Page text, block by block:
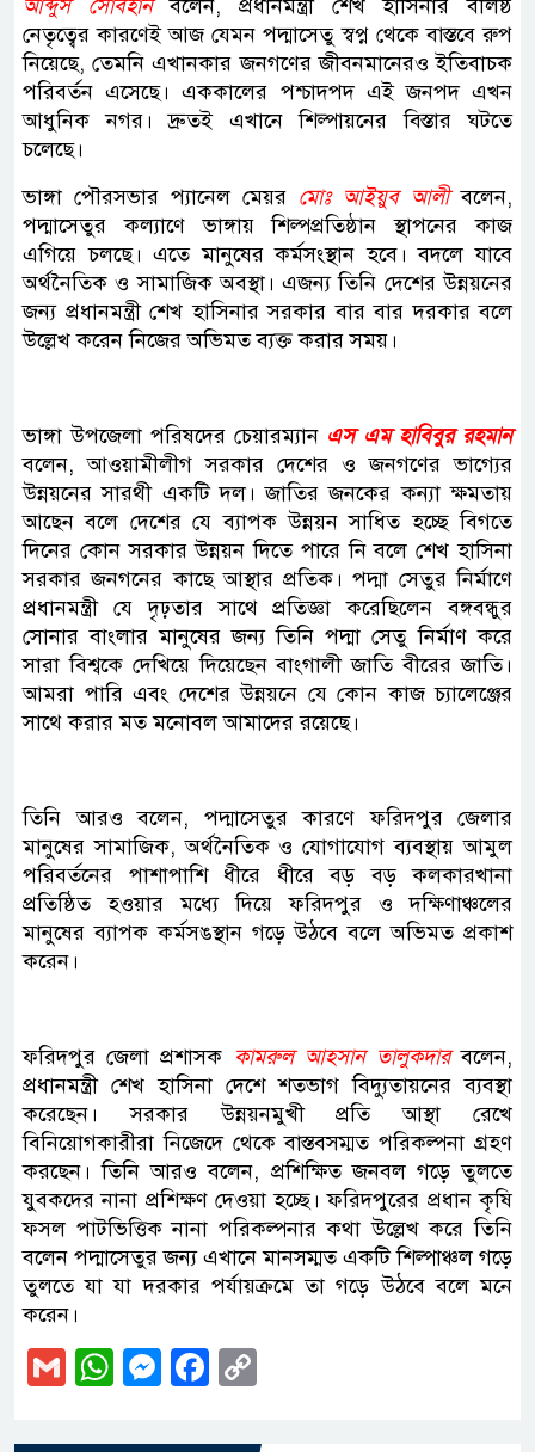
আব্দুস সোবহানবলেন, প্রধানমন্ত্রী শেখ হাসিনার বলিষ্ঠ
নেতৃত্বের কারণেই আজ যেমন পদ্মাসেতু স্বপ্ন থেকে বাস্তবে রুপ
নিয়েছে, তেমনি এখানকার জনগণের জীবনমানেরও ইতিবাচক
পরিবর্তন এসেছে। এককালের পশ্চাদপদ এই জনপদ এখন
আধুনিক নগর। দ্রুতই এখানে শিল্পায়নের বিস্তার ঘটতে
চলেছে।
ভাঙ্গা পৌরসভার প্যানেল মেয়র মোঃ আইয়ুব আলী বলেন,
পদ্মাসেতুর কল্যাণে ভাঙ্গায় শিল্পপ্রতিষ্ঠান স্থাপনের কাজ
এগিয়ে চলছে। এতে মানুষের কর্মসংস্থান হবে। বদলে যাবে
অর্থনৈতিক ও সামাজিক অবস্থা। এজন্য তিনি দেশের উন্নয়নের
জন্য প্রধানমন্ত্রী শেখ হাসিনার সরকার বার বার দরকার বলে
উল্লেখ করেন নিজের অভিমত ব্যক্ত করার সময়।
ভাঙ্গা উপজেলা পরিষদের চেয়ারম্যান এস এম হাবিবুর রহমান
বলেন, আওয়ামীলীগ সরকার দেশের ও জনগণের ভাগ্যের
উন্নয়নের সারথী একটি দল। জাতির জনকের কন্যা ক্ষমতায়
আছেন বলে দেশের যে ব্যাপক উন্নয়ন সাধিত হচ্ছে বিগতে
দিনের কোন সরকার উন্নয়ন দিতে পারে নি বলে শেখ হাসিনা
সরকার জনগনের কাছে আস্থার প্রতিক। পদ্মা সেতুর নির্মাণে
প্রধানমন্ত্রী যে দৃঢ়তার সাথে প্রতিজ্ঞা করেছিলেন বঙ্গবন্ধুর
সোনার বাংলার মানুষের জন্য তিনি পদ্মা সেতু নির্মাণ করে
সারা বিশ্বকে দেখিয়ে দিয়েছেন বাংগালী জাতি বীরের জাতি।
আমরা পারি এবং দেশের উন্নয়নে যে কোন কাজ চ্যালেঞ্জের
সাথে করার মত মনোবল আমাদের রয়েছে।
তিনি আরও বলেন, পদ্মাসেতুর কারণে ফরিদপুর জেলার
মানুষের সামাজিক, অর্থনৈতিক ও যোগাযোগ ব্যবস্থায় আমুল
পরিবর্তনের পাশাপাশি ধীরে ধীরে বড় বড় কলকারখানা
প্রতিষ্ঠিত হওয়ার মধ্যে দিয়ে ফরিদপুর ও দক্ষিণাঞ্চলের
মানুষের ব্যাপক কর্মসঙস্থান গড়ে উঠবে বলে অভিমত প্রকাশ
করেন।
ফরিদপুর জেলা প্রশাসক কামরুল আহসান তালুকদারবলেন,
প্রধানমন্ত্রী শেখ হাসিনা দেশে শতভাগ বিদ্যুতায়নের ব্যবস্থা
করেছেন। সরকার উন্নয়নমুখী প্রতি আস্থা রেখে
বিনিয়োগকারীরা নিজেদে থেকে বাস্তবসম্মত পরিকল্পনা গ্রহণ
করছেন। তিনি আরও বলেন, প্রশিক্ষিত জনবল গড়ে তুলতে
যুবকদের নানা প্রশিক্ষণ দেওয়া হচ্ছে। ফরিদপুরের প্রধান কৃষি
ফসল পাটভিত্তিক নানা পরিকল্পনার কথা উল্লেখ করে তিনি
বলেন পদ্মাসেতুর জন্য এখানে মানসম্মত একটি শিল্পাঞ্চল গড়ে
তুলতে যা যা দরকার পর্যায়ক্রমে তা গড়ে উঠবে বলে মনে
করেন।
GmailWhatsApp
Messenger
Facebook